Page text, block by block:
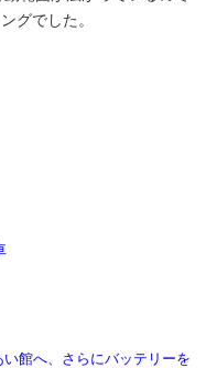
グでした。
館へ、さらにバッテリーを